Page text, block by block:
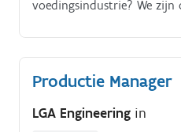
voedingsindustrie? We zijn
werking In deze rol maak
directieteam en draag je
Productie Manager
LGA Engineering in